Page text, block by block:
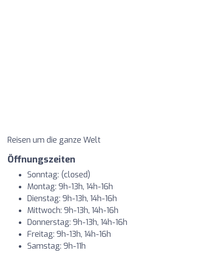
Reisen um die ganze Welt
Öffnungszeiten
Sonntag: (closed)
Montag: 9h-13h, 14h-16h
Dienstag: 9h-13h, 14h-16h
Mittwoch: 9h-13h, 14h-16h
Donnerstag: 9h-13h, 14h-16h
Freitag: 9h-13h, 14h-16h
Samstag: 9h-11h